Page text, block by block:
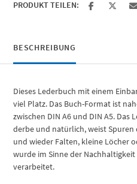
PRODUKT TEILEN:
BESCHREIBUNG
Dieses Lederbuch mit einem
viel Platz. Das Buch-Format ist
zwischen DIN A6 und DIN A5. Das
derbe und natürlich, weist
und wieder Falten, kleine Löcher
wurde im Sinne der
verarbeitet.